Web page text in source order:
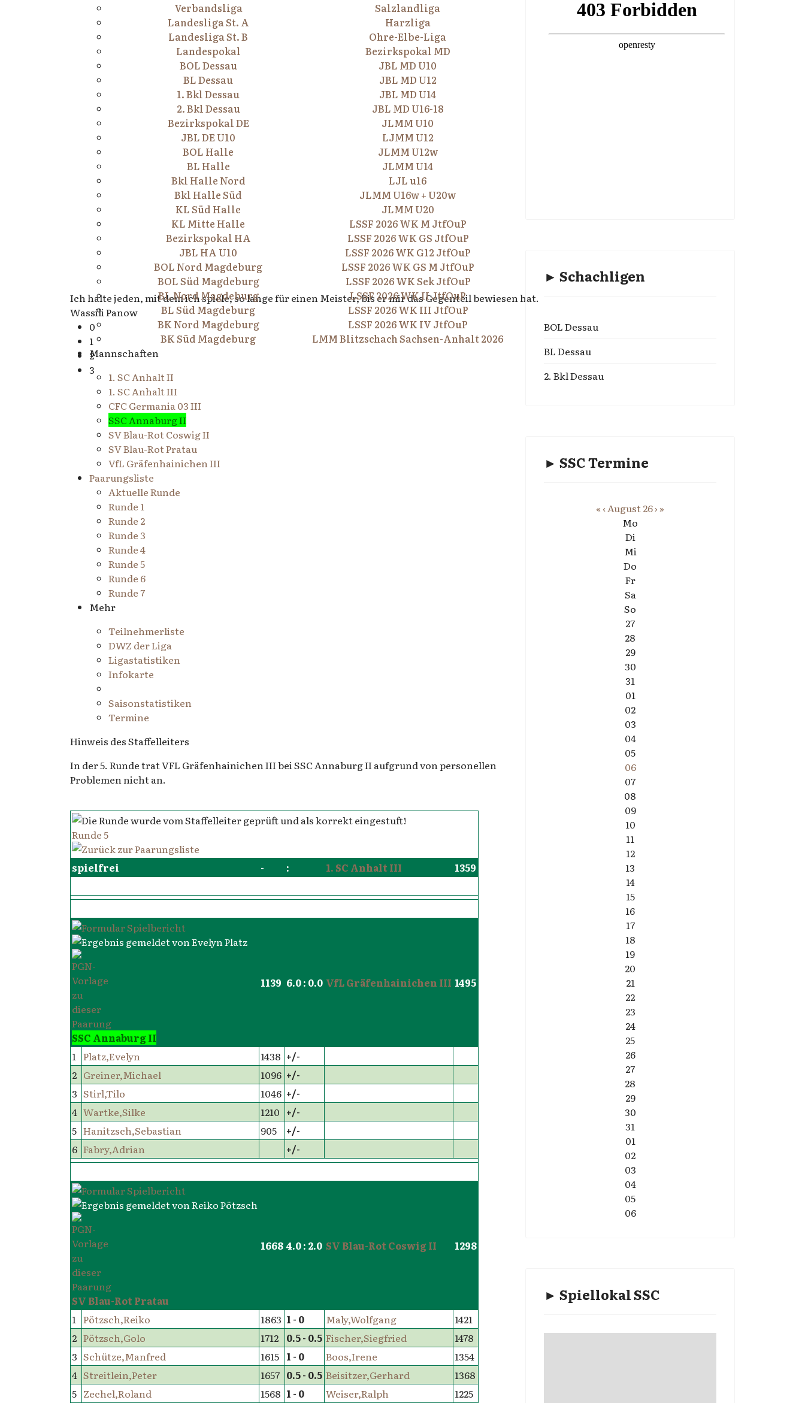
Ich halte jeden, mit dem ich spiele, so lange für einen Meister, bis er mir das Gegenteil bewiesen hat.
Wassili Panow
0
1
2
3
Verbandsliga
Salzlandliga
Landesliga St. A
Harzliga
Landesliga St. B
Ohre-Elbe-Liga
Landespokal
Bezirkspokal MD
BOL Dessau
JBL MD U10
BL Dessau
JBL MD U12
1. Bkl Dessau
JBL MD U14
2. Bkl Dessau
JBL MD U16-18
Bezirkspokal DE
JLMM U10
JBL DE U10
LJMM U12
BOL Halle
JLMM U12w
BL Halle
JLMM U14
Bkl Halle Nord
LJL u16
Bkl Halle Süd
JLMM U16w + U20w
KL Süd Halle
JLMM U20
KL Mitte Halle
LSSF 2026 WK M JtfOuP
Bezirkspokal HA
LSSF 2026 WK GS JtfOuP
JBL HA U10
LSSF 2026 WK G12 JtfOuP
BOL Nord Magdeburg
LSSF 2026 WK GS M JtfOuP
BOL Süd Magdeburg
LSSF 2026 WK Sek JtfOuP
BL Nord Magdeburg
LSSF 2026 WK II JtfOuP
BL Süd Magdeburg
LSSF 2026 WK III JtfOuP
BK Nord Magdeburg
LSSF 2026 WK IV JtfOuP
BK Süd Magdeburg
LMM Blitzschach Sachsen-Anhalt 2026
Mannschaften
1. SC Anhalt II
1. SC Anhalt III
CFC Germania 03 III
SSC Annaburg II
SV Blau-Rot Coswig II
SV Blau-Rot Pratau
VfL Gräfenhainichen III
Paarungsliste
Aktuelle Runde
Runde 1
Runde 2
Runde 3
Runde 4
Runde 5
Runde 6
Runde 7
Mehr
Teilnehmerliste
DWZ der Liga
Ligastatistiken
Infokarte
Saisonstatistiken
Termine
Hinweis des Staffelleiters
In der 5. Runde trat VFL Gräfenhainichen III bei SSC Annaburg II aufgrund von personellen
Problemen nicht an.
Runde 5
spielfrei - : 1. SC Anhalt III 1359
SSC Annaburg II
1139 6.0 : 0.0 VfL Gräfenhainichen III 1495
1 Platz,Evelyn 1438 +/-
2 Greiner,Michael 1096 +/-
3 Stirl,Tilo 1046 +/-
4 Wartke,Silke 1210 +/-
5 Hanitzsch,Sebastian 905
+/-
6 Fabry,Adrian +/-
SV Blau-Rot Pratau
1668 4.0 : 2.0 SV Blau-Rot Coswig II 1298
1 Pötzsch,Reiko 1863 1 - 0 Maly,Wolfgang
1421
2 Pötzsch,Golo 1712 0.5 - 0.5 Fischer,Siegfried
1478
3 Schütze,Manfred 1615 1 - 0 Boos,Irene
1354
4 Streitlein,Peter 1657 0.5 - 0.5 Beisitzer,Gerhard
1368
5 Zechel,Roland 1568 1 - 0 Weiser,Ralph 1225
► Schachligen
BOL Dessau
BL Dessau
2. Bkl Dessau
► SSC Termine
« ‹August 26› »
Mo
Di
Mi
Do
Fr
Sa
So
27
28
29
30
31
01
02
03
04
05
06
07
08
09
10
11
12
13
14
15
16
17
18
19
20
21
22
23
24
25
26
27
28
29
30
31
01
02
03
04
05
06
► Spiellokal SSC